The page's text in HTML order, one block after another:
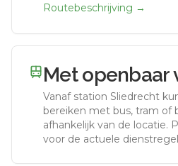
Routebeschrijving →
Met openbaar
Vanaf station Sliedrecht
bereiken met bus, tram of
afhankelijk van de locatie.
voor de actuele